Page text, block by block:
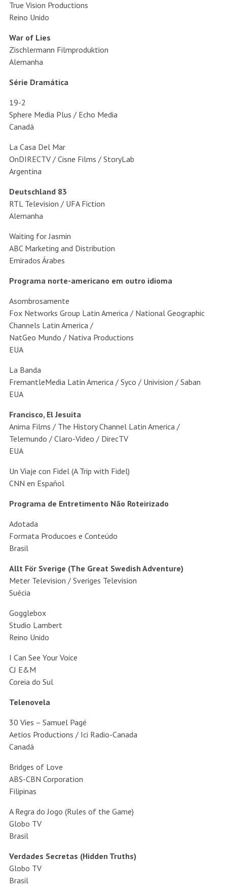
True Vision Productions
Reino Unido
War of Lies
Zischlermann Filmproduktion
Alemanha
Série Dramática
19-2
Sphere Media Plus / Echo Media
Canadá
La Casa Del Mar
OnDIRECTV / Cisne Films / StoryLab
Argentina
Deutschland 83
RTL Television / UFA Fiction
Alemanha
Waiting for Jasmin
ABC Marketing and Distribution
Emirados Árabes
Programa norte-americano em outro idioma
Asombrosamente
Fox Networks Group Latin America / National Geographic
Channels Latin America /
NatGeo Mundo / Nativa Productions
EUA
La Banda
FremantleMedia Latin America / Syco / Univision / Saban
EUA
Francisco, El Jesuita
Anima Films / The History Channel Latin America /
Telemundo / Claro-Video / DirecTV
EUA
Un Viaje con Fidel (A Trip with Fidel)
CNN en Español
Programa de Entretimento Não Roteirizado
Adotada
Formata Producoes e Conteúdo
Brasil
Allt För Sverige (The Great Swedish Adventure)
Meter Television / Sveriges Television
Suécia
Gogglebox
Studio Lambert
Reino Unido
I Can See Your Voice
CJ E&M
Coreia do Sul
Telenovela
30 Vies – Samuel Pagé
Aetios Productions / Ici Radio-Canada
Canadá
Bridges of Love
ABS-CBN Corporation
Filipinas
A Regra do Jogo (Rules of the Game)
Globo TV
Brasil
Verdades Secretas (Hidden Truths)
Globo TV
Brasil